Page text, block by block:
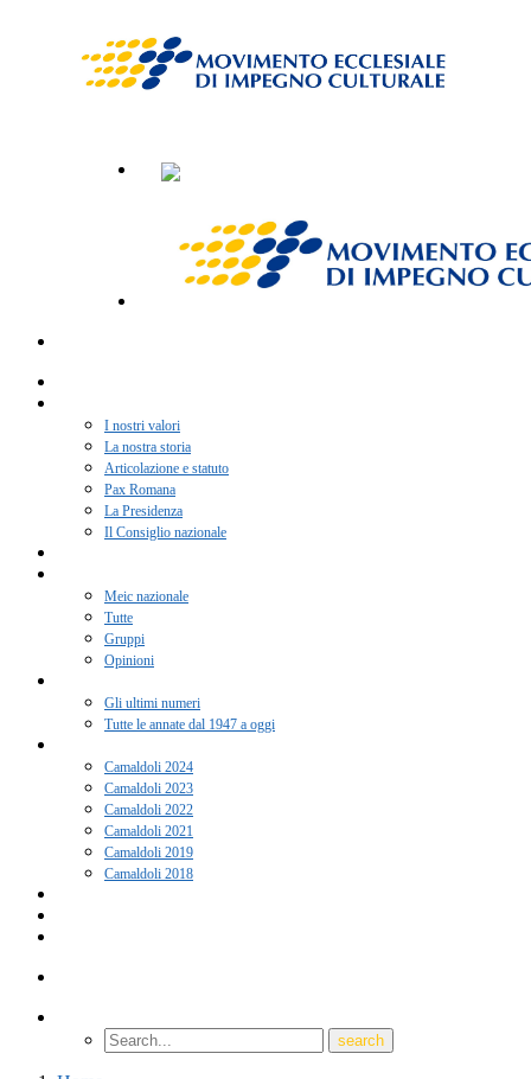
I nostri valori
La nostra storia
Articolazione e statuto
Pax Romana
La Presidenza
Il Consiglio nazionale
Meic nazionale
Tutte
Gruppi
Opinioni
Gli ultimi numeri
Tutte le annate dal 1947 a oggi
Camaldoli 2024
Camaldoli 2023
Camaldoli 2022
Camaldoli 2021
Camaldoli 2019
Camaldoli 2018